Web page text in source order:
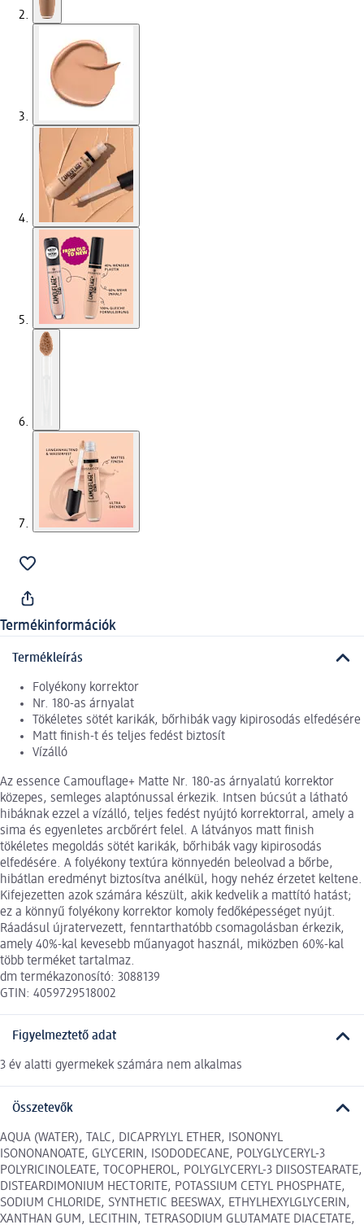
Termékinformációk
Termékleírás
Folyékony korrektor
Nr. 180-as árnyalat
Tökéletes sötét karikák, bőrhibák vagy kipirosodás elfedésére
Matt finish-t és teljes fedést biztosít
Vízálló
Az essence Camouflage+ Matte Nr. 180-as árnyalatú korrektor
közepes, semleges alaptónussal érkezik. Intsen búcsút a látható
hibáknak ezzel a vízálló, teljes fedést nyújtó korrektorral, amely a
sima és egyenletes arcbőrért felel. A látványos matt finish
tökéletes megoldás sötét karikák, bőrhibák vagy kipirosodás
elfedésére. A folyékony textúra könnyedén beleolvad a bőrbe,
hibátlan eredményt biztosítva anélkül, hogy nehéz érzetet keltene.
Kifejezetten azok számára készült, akik kedvelik a mattító hatást;
ez a könnyű folyékony korrektor komoly fedőképességet nyújt.
Ráadásul újratervezett, fenntarthatóbb csomagolásban érkezik,
amely 40%-kal kevesebb műanyagot használ, miközben 60%-kal
több terméket tartalmaz.
dm termékazonosító: 3088139
GTIN: 4059729518002
Figyelmeztető adat
3 év alatti gyermekek számára nem alkalmas
Összetevők
AQUA (WATER), TALC, DICAPRYLYL ETHER, ISONONYL
ISONONANOATE, GLYCERIN, ISODODECANE, POLYGLYCERYL-3
POLYRICINOLEATE, TOCOPHEROL, POLYGLYCERYL-3 DIISOSTEARATE,
DISTEARDIMONIUM HECTORITE, POTASSIUM CETYL PHOSPHATE,
SODIUM CHLORIDE, SYNTHETIC BEESWAX, ETHYLHEXYLGLYCERIN,
XANTHAN GUM, LECITHIN, TETRASODIUM GLUTAMATE DIACETATE,